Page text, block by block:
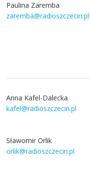
Paulina Zaremba
zaremba@radioszczecin.pl
Anna Kafel-Dalecka
kafel@radioszczecin.pl
Sławomir Orlik
orlik@radioszczecin.pl